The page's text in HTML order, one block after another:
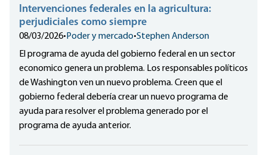
Intervenciones federales en la agricultura:
perjudiciales como siempre
08/03/2026• Poder y mercado•Stephen Anderson
El programa de ayuda del gobierno federal en un sector
economico genera un problema. Los responsables políticos
de Washington ven un nuevo problema. Creen que el
gobierno federal debería crear un nuevo programa de
ayuda para resolver el problema generado por el
programa de ayuda anterior.